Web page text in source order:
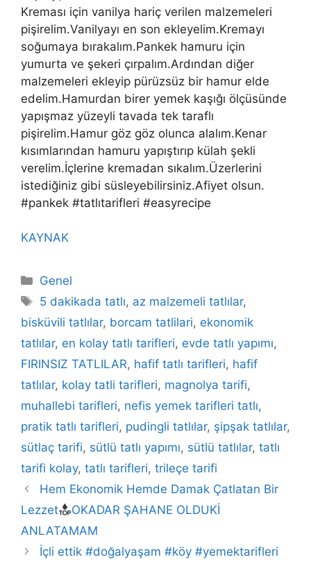
Kreması için vanilya hariç verilen malzemeleri
pişirelim.Vanilyayı en son ekleyelim.Kremayı
soğumaya bırakalım.Pankek hamuru için
yumurta ve şekeri çırpalım.Ardından diğer
malzemeleri ekleyip pürüzsüz bir hamur elde
edelim.Hamurdan birer yemek kaşığı ölçüsünde
yapışmaz yüzeyli tavada tek taraflı
pişirelim.Hamur göz göz olunca alalım.Kenar
kısımlarından hamuru yapıştırıp külah şekli
verelim.İçlerine kremadan sıkalım.Üzerlerini
istediğiniz gibi süsleyebilirsiniz.Afiyet olsun.
#pankek #tatlıtarifleri #easyrecipe
KAYNAK
Kategoriler
Genel
Etiketler
5 dakikada tatlı, az malzemeli tatlılar,
bisküvili tatlılar, borcam tatlilari, ekonomik
tatlılar, en kolay tatlı tarifleri, evde tatlı yapımı,
FIRINSIZ TATLILAR, hafif tatlı tarifleri, hafif
tatlılar, kolay tatli tarifleri, magnolya tarifi,
muhallebi tarifleri, nefis yemek tarifleri tatlı,
pratik tatlı tarifleri, pudingli tatlılar, şipşak tatlılar,
sütlaç tarifi, sütlü tatlı yapımı, sütlü tatlılar, tatlı
tarifi kolay, tatlı tarifleri, trileçe tarifi
Hem Ekonomik Hemde Damak Çatlatan Bir
Lezzet
OKADAR ŞAHANE OLDUKİ
ANLATAMAM
İçli ettik #doğalyaşam #köy #yemektarifleri